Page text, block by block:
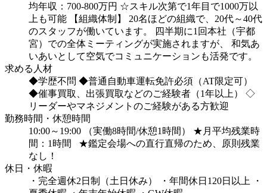
均年収：700-800万円 ☆スキル次第で1年目で1000万以
上も可能
【組織体制】
20名ほどの組織で、20代～40代
のスタッフが働いています。
四半期に1回本社（宇都
宮）での全体ミーティングが実施されますが、
和気あ
いあいとして空気でコミュニケーションも活発です。
求める人材
◆学歴不問 ◆普通自動車運転免許必須（AT限定可）
◆催事買取、出張買取などのご経験者（1年以上）
◇
リーダーやマネジメントのご経験がある方歓迎
勤務時間・休憩時間
10:00～19:00 （実働8時間/休憩1時間）
★月平均残業時
間：1時間
★鑑定会場への直行直帰のため、原則残業
なし！
休日・休暇
・完全週休2日制（土日休み）
・年間休日120日以上
・